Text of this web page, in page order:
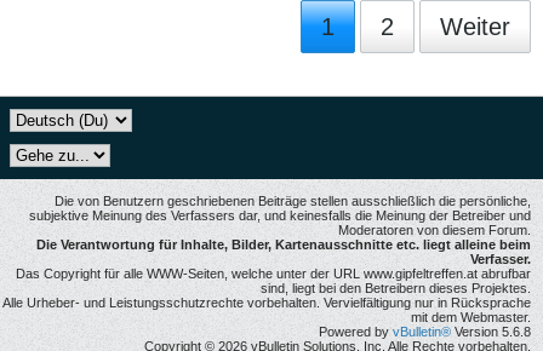
1 2 Weiter
Die von Benutzern geschriebenen Beiträge stellen ausschließlich die persönliche,
subjektive Meinung des Verfassers dar, und keinesfalls die Meinung der Betreiber und
Moderatoren von diesem Forum.
Die Verantwortung für Inhalte, Bilder, Kartenausschnitte etc. liegt alleine beim
Verfasser.
Das Copyright für alle WWW-Seiten, welche unter der URL www.gipfeltreffen.at abrufbar
sind, liegt bei den Betreibern dieses Projektes.
Alle Urheber- und Leistungsschutzrechte vorbehalten. Vervielfältigung nur in Rücksprache
mit dem Webmaster.
Powered by vBulletin® Version 5.6.8
Copyright © 2026 vBulletin Solutions, Inc. Alle Rechte vorbehalten.